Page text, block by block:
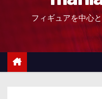
フィギュアを中心